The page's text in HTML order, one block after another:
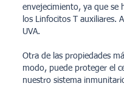
envejecimiento, ya que se
los Linfocitos T auxiliares.
UVA.
Otra de las propiedades
modo, puede proteger el
nuestro sistema